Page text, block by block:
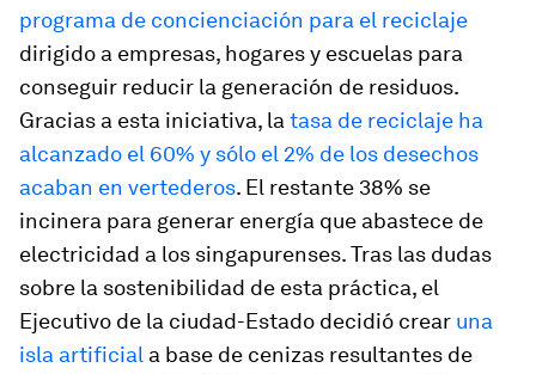
programa de concienciación para el reciclaje
dirigido a empresas, hogares y escuelas para
conseguir reducir la generación de residuos.
Gracias a esta iniciativa, la tasa de reciclaje ha
alcanzado el 60% y sólo el 2% de los desechos
acaban en vertederos. El restante 38% se
incinera para generar energía que abastece de
electricidad a los singapurenses. Tras las dudas
sobre la sostenibilidad de esta práctica, el
Ejecutivo de la ciudad-Estado decidió crear una
isla artificial a base de cenizas resultantes de